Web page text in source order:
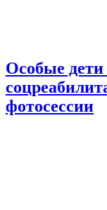
Особые дети
фотосессии